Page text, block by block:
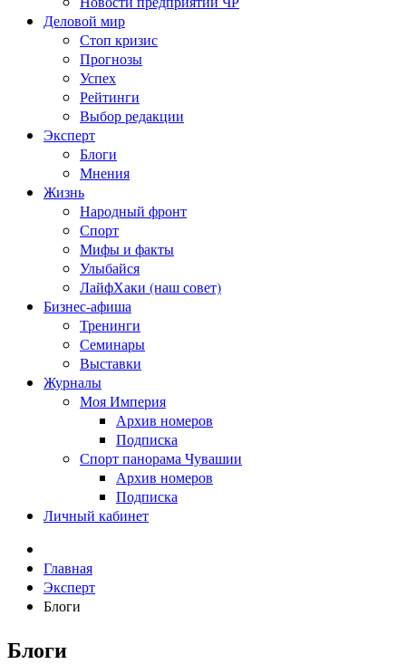
Деловой мир
Стоп кризис
Прогнозы
Успех
Рейтинги
Выбор редакции
Эксперт
Блоги
Мнения
Жизнь
Народный фронт
Спорт
Мифы и факты
Улыбайся
ЛайфХаки (наш совет)
Бизнес-афиша
Тренинги
Семинары
Выставки
Журналы
Моя Империя
Архив номеров
Подписка
Спорт панорама Чувашии
Архив номеров
Подписка
Личный кабинет
Главная
Эксперт
Блоги
Блоги